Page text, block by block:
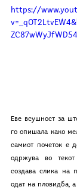
https://
Еве всушност за
го опишала како
самиот почеток е
одржува во
создава слика на
одат на пловидба, а